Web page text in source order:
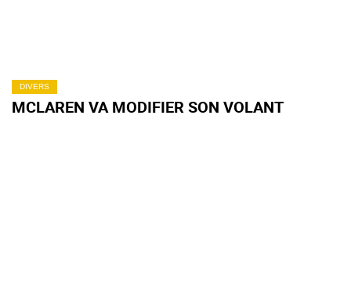
DIVERS
MCLAREN VA MODIFIER SON VOLANT